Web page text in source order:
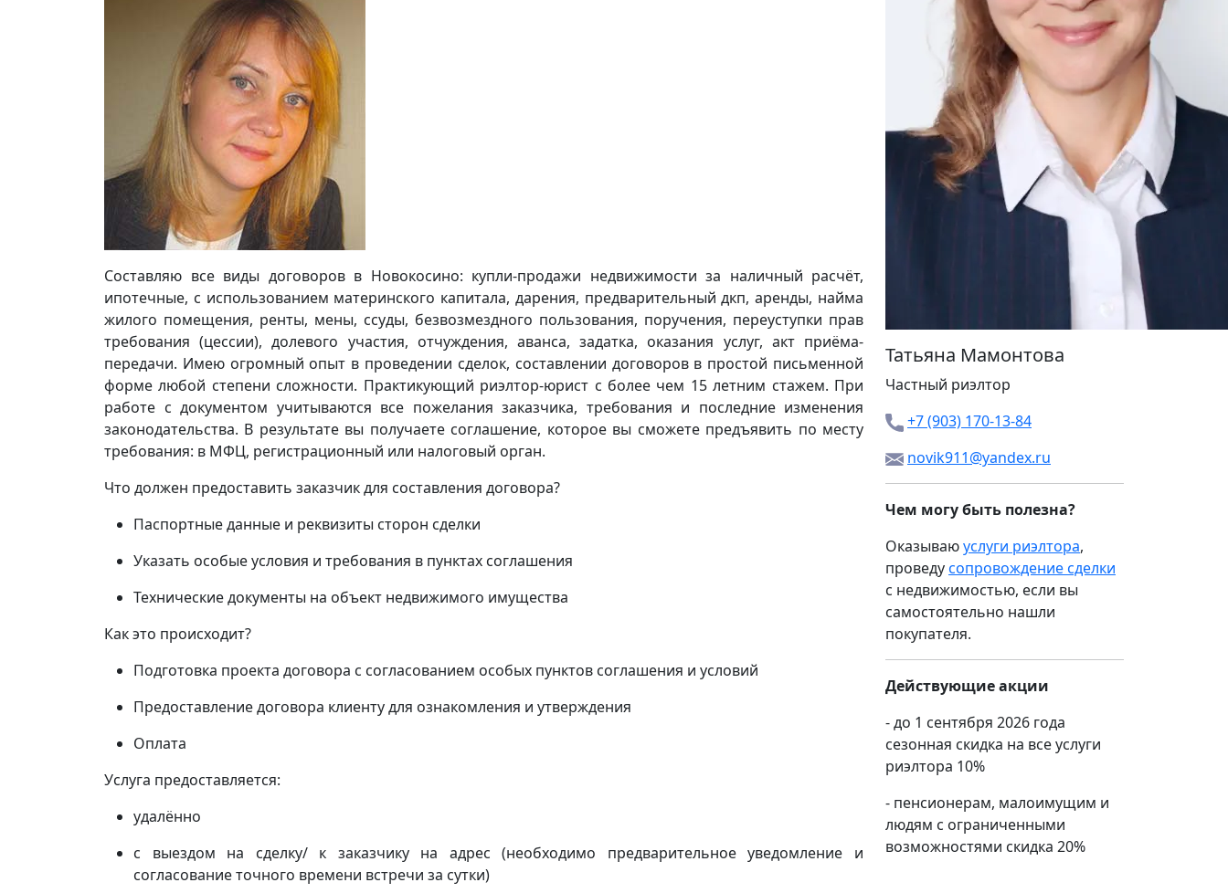
Составляю все виды договоров в Новокосино: купли-продажи недвижимости за наличный расчёт,
ипотечные, с использованием материнского капитала, дарения, предварительный дкп, аренды, найма
жилого помещения, ренты, мены, ссуды, безвозмездного пользования, поручения, переуступки прав
требования (цессии), долевого участия, отчуждения, аванса, задатка, оказания услуг, акт приёма-
передачи. Имею огромный опыт в проведении сделок, составлении договоров в простой письменной
форме любой степени сложности. Практикующий риэлтор-юрист с более чем 15 летним стажем. При
работе с документом учитываются все пожелания заказчика, требования и последние изменения
законодательства. В результате вы получаете соглашение, которое вы сможете предъявить по месту
требования: в МФЦ, регистрационный или налоговый орган.
Что должен предоставить заказчик для составления договора?
Паспортные данные и реквизиты сторон сделки
Указать особые условия и требования в пунктах соглашения
Технические документы на объект недвижимого имущества
Как это происходит?
Подготовка проекта договора с согласованием особых пунктов соглашения и условий
Предоставление договора клиенту для ознакомления и утверждения
Оплата
Услуга предоставляется:
удалённо
с выездом на сделку/ к заказчику на адрес(необходимо предварительное уведомление и
согласование точного времени встречи за сутки)
Татьяна Мамонтова
Частный риэлтор
+7 (903) 170-13-84
novik911@yandex.ru
Чем могу быть полезна?
Оказываюуслуги риэлтора,
проведусопровождение сделки
с недвижимостью, если вы
самостоятельно нашли
покупателя.
Действующие акции
- до 1 сентября 2026 года
сезонная скидка на все услуги
риэлтора 10%
- пенсионерам, малоимущим и
людям с ограниченными
возможностями скидка 20%